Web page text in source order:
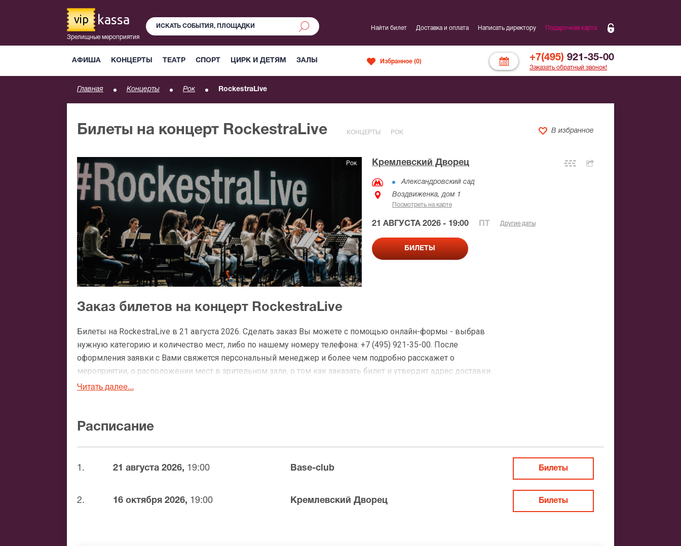
vip kassa
Зрелищные мероприятия
АФИША КОНЦЕРТЫ ТЕАТР СПОРТ ЦИРК И ДЕТЯМ ЗАЛЫ
Найти билет Доставка и оплата Написать директору Подарочная карта
+7(495) 921-35-00
Заказать обратный звонок!
Избранное (0)
Главная Концерты Рок RockestraLive
Билеты на концерт RockestraLive КОНЦЕРТЫ РОК В избранное
Рок Кремлевский Дворец
Александровский сад
Воздвиженка, дом 1
Посмотреть на карте
21 АВГУСТА 2026 - 19:00 Другие даты
БИЛЕТЫ
Заказ билетов на концерт RockestraLive
Билеты на RockestraLive в 21 августа 2026. Сделать заказ Вы можете с помощью онлайн-формы - выбрав
нужную категорию и количество мест, либо по нашему номеру телефона: +7 (495) 921-35-00. После
оформления заявки с Вами свяжется персональный менеджер и более чем подробно расскажет о
мероприятии, о расположении мест в зрительном зале, о том как заказать билет и утвердит адрес доставки.
После бронирования билетов, ожидайте доставку по Москве в течение не более 2-х часов. Бесплатная
доставка билетов осуществляется в пределах МКАД возле метро или в пешей доступности. Оплатить заказ
Вы можете с помощью:
Банковской картой
Наличными
Читать далее...
Расписание
1. 21 августа 2026, 19:00 Base-club Билеты
2. 16 октября 2026, 19:00 Кремлевский Дворец Билеты